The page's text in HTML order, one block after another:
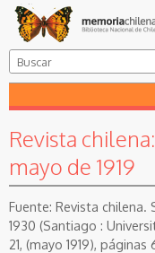
Revista
mayo de 1919
Revista chilena.
1930 (Santiago :
21, (mayo 1919), páginas